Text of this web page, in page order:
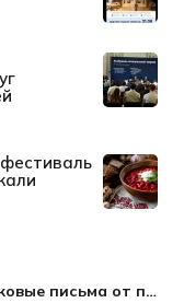
В ФРГ мошенники рассылают фейковые письма от полиции и требуют копии паспортов: что нужно знать украинцам